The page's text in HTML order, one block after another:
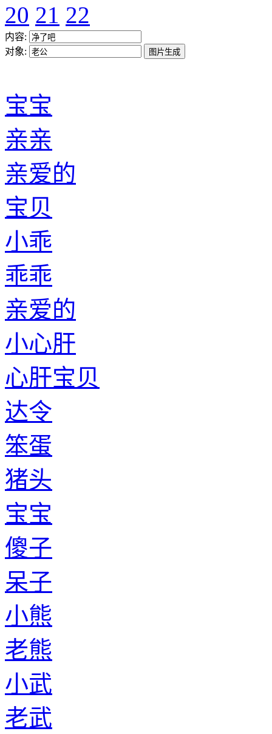
20 21 22
内容:
对象:
宝宝
亲亲
亲爱的
宝贝
小乖
乖乖
亲爱的
小心肝
心肝宝贝
达令
笨蛋
猪头
宝宝
傻子
呆子
小熊
老熊
小武
老武